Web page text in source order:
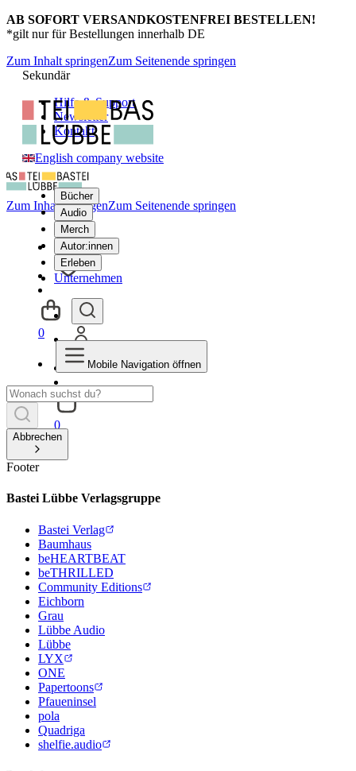
AB SOFORT VERSANDKOSTENFREI BESTELLEN!
*gilt nur für Bestellungen innerhalb DE
Zum Inhalt springenZum Seitenende springen
Sekundär
Hilfe & Support
Newsletter
Kontakt
English company website
Bücher
Audio
Merch
Autor:innen
Erleben
Unternehmen
0
Zum Inhalt springenZum Seitenende springen
0
Mobile Navigation öffnen
Abbrechen
Footer
Bastei Lübbe Verlagsgruppe
Bastei Verlag
Baumhaus
beHEARTBEAT
beTHRILLED
Community Editions
Eichborn
Grau
Lübbe Audio
Lübbe
LYX
ONE
Papertoons
Pfaueninsel
pola
Quadriga
shelfie.audio